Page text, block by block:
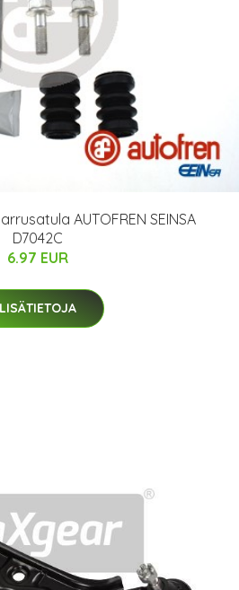
AUTOFREN SEINSA
D7042C
6.97 EUR
LISÄTIETOJA